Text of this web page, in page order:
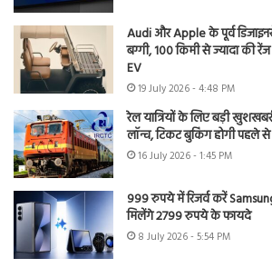
Audi और Apple के पूर्व
बग्गी, 100 किमी से ज्यादा की
EV
19 July 2026 - 4:48 PM
रेल यात्रियों के लिए बड़ी
लॉन्च, टिकट बुकिंग होगी
16 July 2026 - 1:45 PM
999 रुपये में रिजर्व करें
मिलेंगे 2799 रुपये के फायदे
8 July 2026 - 5:54 PM